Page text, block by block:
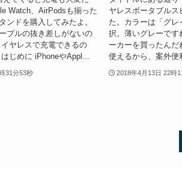
Watch、AirPodsも揃った
ンドを購入してみたよ。
ブルの抜き差しがないの
ヤレスで充電できるの
じめに iPhoneやAppl...
31分53秒
ヤレスポータブルス
た。カラーは「グ
択。薄いグレーです
ーカーを買ったんだ
使えるから、案外便
2018年4月13日 22時